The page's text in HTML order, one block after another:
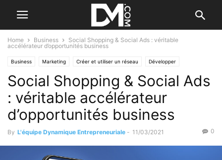
Home Business
Social Shopping & Social Ads : véritable
accélérateur d’opportunités business
Business Marketing Créer et utiliser un réseau Développer
Réseaux sociaux
Social Shopping & Social Ads
: véritable accélérateur
d’opportunités business
By L'équipe Dynamique Entrepreneuriale - 11/03/2021 0